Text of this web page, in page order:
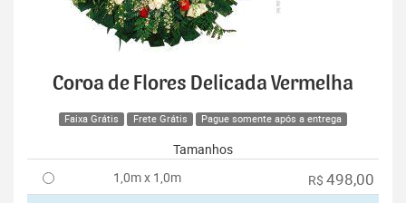
Coroa de Flores Delicada Vermelha
Faixa Grátis Frete Grátis Pague somente após a entrega
Tamanhos
1,0m x 1,0m
R$ 498,00